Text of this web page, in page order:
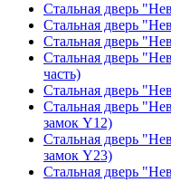
Стальная дверь
Стальная дверь
Стальная дверь
Стальная дверь
часть)
Стальная дверь
Стальная дверь
замок Y12)
Стальная дверь
замок Y23)
Стальная дверь